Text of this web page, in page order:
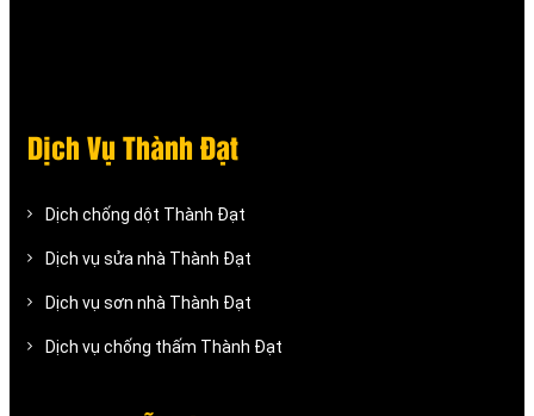
Dịch Vụ Thành Đạt
Dịch chống dột Thành Đạt
Dịch vụ sửa nhà Thành Đạt
Dịch vụ sơn nhà Thành Đạt
Dịch vụ chống thấm Thành Đạt